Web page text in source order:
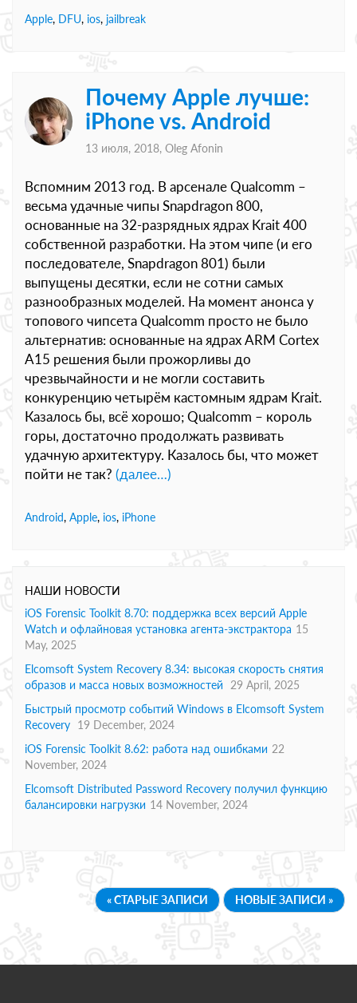
Apple, DFU, ios, jailbreak
Почему Apple лучше:
iPhone vs. Android
13 июля, 2018, Oleg Afonin
Вспомним 2013 год. В арсенале Qualcomm –
весьма удачные чипы Snapdragon 800,
основанные на 32-разрядных ядрах Krait 400
собственной разработки. На этом чипе (и его
последователе, Snapdragon 801) были
выпущены десятки, если не сотни самых
разнообразных моделей. На момент анонса у
топового чипсета Qualcomm просто не было
альтернатив: основанные на ядрах ARM Cortex
A15 решения были прожорливы до
чрезвычайности и не могли составить
конкуренцию четырём кастомным ядрам Krait.
Казалось бы, всё хорошо; Qualcomm – король
горы, достаточно продолжать развивать
удачную архитектуру. Казалось бы, что может
пойти не так? (далее…)
Android, Apple, ios, iPhone
НАШИ НОВОСТИ
iOS Forensic Toolkit 8.70: поддержка всех версий Apple
Watch и офлайновая установка агента-экстрактора 15
May, 2025
Elcomsoft System Recovery 8.34: высокая скорость снятия
образов и масса новых возможностей
29 April, 2025
Быстрый просмотр событий Windows в Elcomsoft System
Recovery 19 December, 2024
iOS Forensic Toolkit 8.62: работа над ошибками 22
November, 2024
Elcomsoft Distributed Password Recovery получил функцию
балансировки нагрузки 14 November, 2024
« СТАРЫЕ ЗАПИСИ НОВЫЕ ЗАПИСИ »